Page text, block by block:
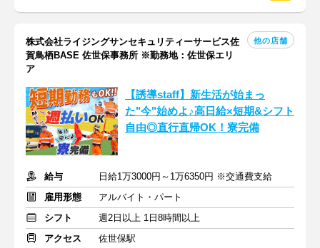
株式会社ライジングサンセキュリティーサービス佐
賀鳥栖BASE 佐世保事務所 ※勤務地：佐世保エリ
ア
他の店舗
【誘導staff】新生活が始まっ
た"今"始めよ♪高日給×短期&シフト
自由◎直行直帰OK！寮完備
給与
日給1万3000円～1万6350円 ※交通費支給
雇用形態
アルバイト・パート
シフト
週2日以上 1日8時間以上
アクセス
佐世保駅